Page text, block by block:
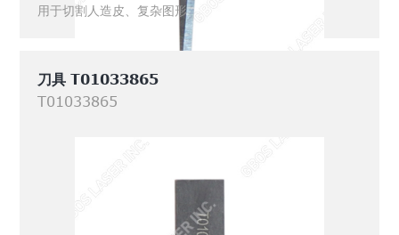
用于切割人造皮、复杂图形
刀具 T01033865
T01033865